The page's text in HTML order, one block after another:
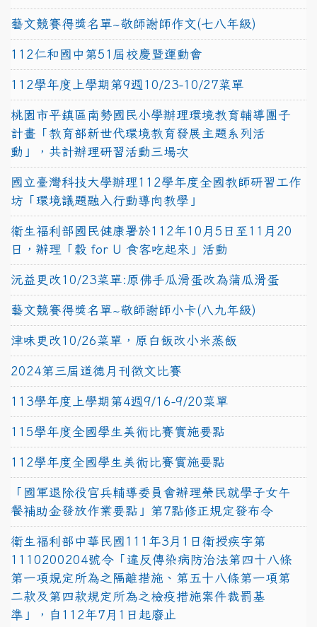
藝文競賽得獎名單~敬師謝師作文(七八年級)
112仁和國中第51屆校慶暨運動會
112學年度上學期第9週10/23-10/27菜單
桃園市平鎮區南勢國民小學辦理環境教育輔導團子
計畫「教育部新世代環境教育發展主題系列活
動」，共計辦理研習活動三場次
國立臺灣科技大學辦理112學年度全國教師研習工作
坊「環境議題融入行動導向教學」
衛生福利部國民健康署於112年10月5日至11月20
日，辦理「穀 for U 食客吃起來」活動
沅益更改10/23菜單:原佛手瓜滑蛋改為蒲瓜滑蛋
藝文競賽得獎名單~敬師謝師小卡(八九年級)
津味更改10/26菜單，原白飯改小米蒸飯
2024第三屆道德月刊徵文比賽
113學年度上學期第4週9/16-9/20菜單
115學年度全國學生美術比賽實施要點
112學年度全國學生美術比賽實施要點
「國軍退除役官兵輔導委員會辦理榮民就學子女午
餐補助金發放作業要點」第7點修正規定發布令
衛生福利部中華民國111年3月1日衛授疾字第
1110200204號令「違反傳染病防治法第四十八條
第一項規定所為之隔離措施、第五十八條第一項第
二款及第四款規定所為之檢疫措施案件裁罰基
準」，自112年7月1日起廢止